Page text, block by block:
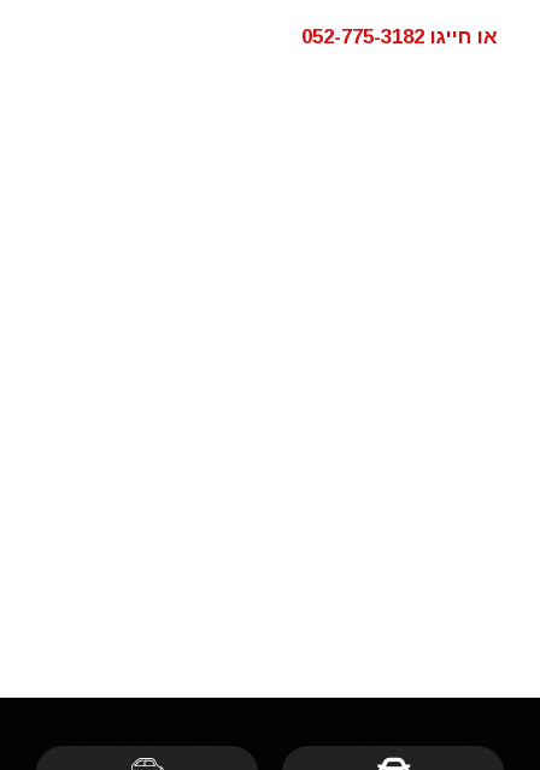
או חייגו 052-775-3182